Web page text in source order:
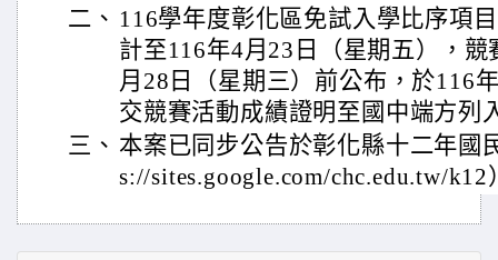
二、 116學年度彰化區免試入學比序項
計至116年4月23日（星期五），
月28日（星期三）前公布，於116
交競賽活動成績證明至國中端方列
三、 本案已同步公告於彰化縣十二年國
s://sites.google.com/chc.edu.tw/k12